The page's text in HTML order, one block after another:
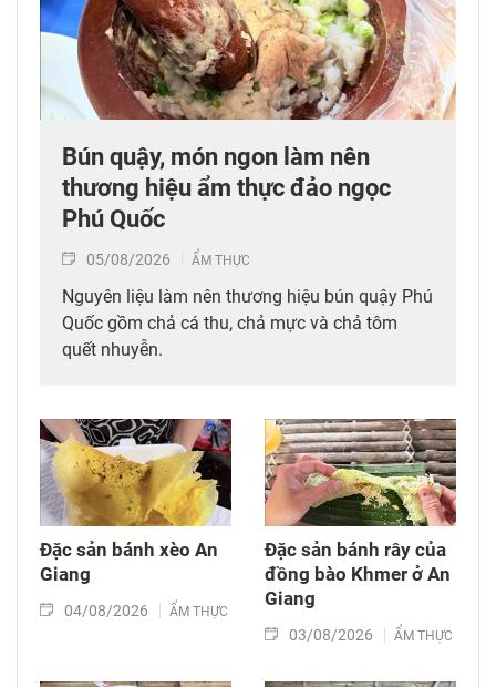
Bún quậy, món ngon làm nên
thương hiệu ẩm thực đảo ngọc
Phú Quốc
05/08/2026 ẨM THỰC
Nguyên liệu làm nên thương hiệu bún quậy Phú
Quốc gồm chả cá thu, chả mực và chả tôm
quết nhuyễn.
Đặc sản bánh xèo An
Giang
04/08/2026 ẨM THỰC
Đặc sản bánh rây của
đồng bào Khmer ở An
Giang
03/08/2026 ẨM THỰC